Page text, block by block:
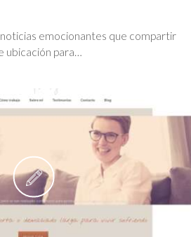
noticias emocionantes que compartir
ubicación para…